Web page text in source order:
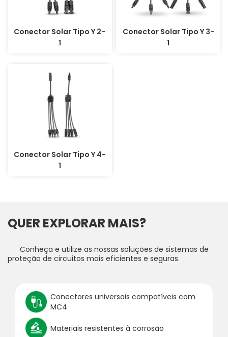
Conector Solar Tipo Y 2-
1
Conector Solar Tipo Y 3-
1
Conector Solar Tipo Y 4-
1
QUER EXPLORAR MAIS?
Conheça e utilize as nossas soluções de sistemas de
proteção de circuitos mais eficientes e seguras.
Conectores universais compatíveis com
MC4
Materiais resistentes à corrosão